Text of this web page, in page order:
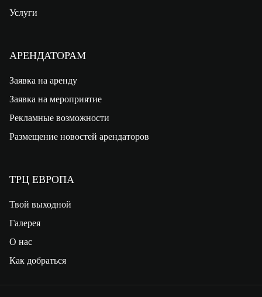
Услуги
АРЕНДАТОРАМ
Заявка на аренду
Заявка на мероприятие
Рекламные возможности
Размещение новостей арендаторов
ТРЦ ЕВРОПА
Твой выходной
Галерея
О нас
Как добраться